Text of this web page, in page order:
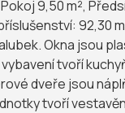
9,50 m²,
v kuchyni a v koupelně je soklokeramický
Okna jsou
tvoří
dveře jsou
tvoří